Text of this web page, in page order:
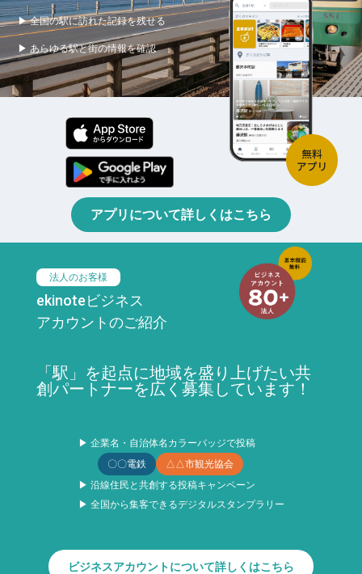
▶ 全国の駅に訪れた記録を残せる
▶ あらゆる駅と街の情報を確認
アプリについて詳しくはこちら
法人のお客様
ekinoteビジネス
アカウントのご紹介
「駅」を起点に地域を盛り上げたい共
創パートナーを広く募集しています！
▶ 企業名・自治体名カラーバッジで投稿
〇〇電鉄
△△市観光協会
▶ 沿線住民と共創する投稿キャンペーン
▶ 全国から集客できるデジタルスタンプラリー
ビジネスアカウントについて詳しくはこちら